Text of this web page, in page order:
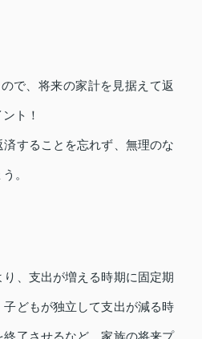
で、将来の家計を見据えて返
ト！
することを忘れず、無理のな
。
、支出が増える時期に固定期
子どもが独立して支出が減る時